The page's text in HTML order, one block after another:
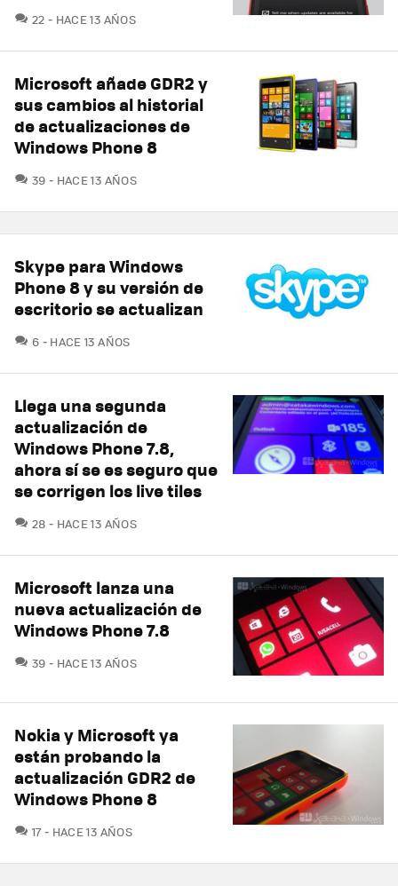
22 COMENTARIOS
HACE 13 AÑOS
Microsoft añade GDR2 y
sus cambios al historial
de actualizaciones de
Windows Phone 8
39 COMENTARIOS
HACE 13 AÑOS
Skype para Windows
Phone 8 y su versión de
escritorio se actualizan
6 COMENTARIOS
HACE 13 AÑOS
Llega una segunda
actualización de
Windows Phone 7.8,
ahora sí se es seguro que
se corrigen los live tiles
28 COMENTARIOS
HACE 13 AÑOS
Microsoft lanza una
nueva actualización de
Windows Phone 7.8
39 COMENTARIOS
HACE 13 AÑOS
Nokia y Microsoft ya
están probando la
actualización GDR2 de
Windows Phone 8
17COMENTARIOS
HACE 13 AÑOS